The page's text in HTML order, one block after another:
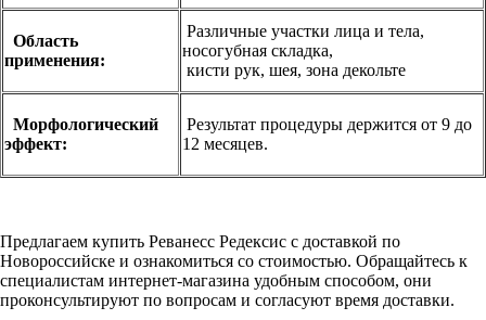
Область
применения:
Различные участки лица и тела,
носогубная складка,
кисти рук, шея, зона декольте
Морфологический
эффект:
Результат процедуры держится от 9 до
12 месяцев.
Предлагаем купить Реванесс Редексис с доставкой по
Новороссийске и ознакомиться со стоимостью. Обращайтесь к
специалистам интернет-магазина удобным способом, они
проконсультируют по вопросам и согласуют время доставки.